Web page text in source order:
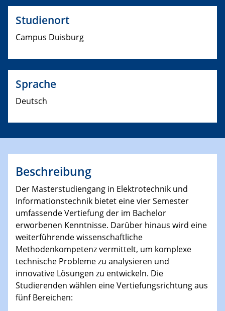
Studienort
Campus Duisburg
Sprache
Deutsch
Beschreibung
Der Masterstudiengang in Elektrotechnik und
Informationstechnik bietet eine vier Semester
umfassende Vertiefung der im Bachelor
erworbenen Kenntnisse. Darüber hinaus wird eine
weiterführende wissenschaftliche
Methodenkompetenz vermittelt, um komplexe
technische Probleme zu analysieren und
innovative Lösungen zu entwickeln. Die
Studierenden wählen eine Vertiefungsrichtung aus
fünf Bereichen: